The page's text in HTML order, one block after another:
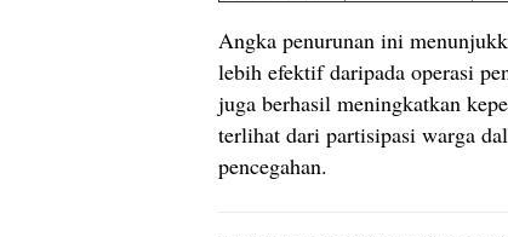
Angka penurunan ini
lebih efektif daripada operasi
juga berhasil meningkatkan
terlihat dari partisipasi warga
pencegahan.